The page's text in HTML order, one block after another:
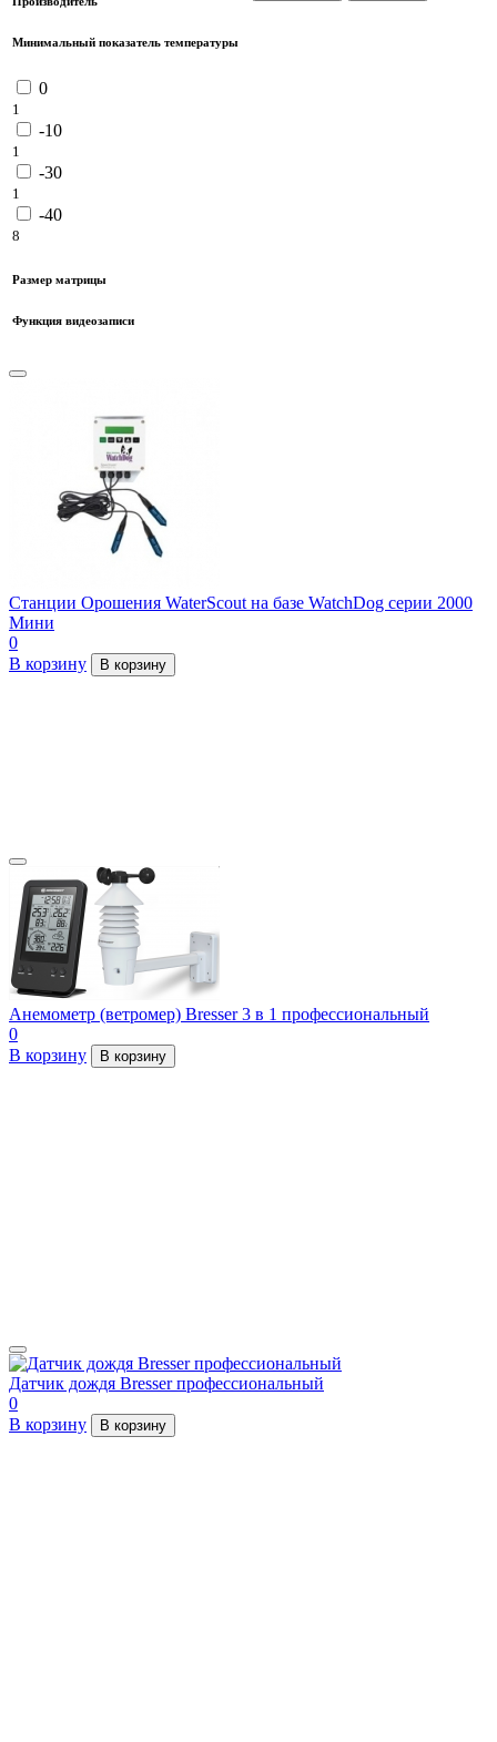
Минимальный показатель температуры
0
1
-10
1
-30
1
-40
8
Размер матрицы
Функция видеозаписи
Cтанции Орошения WaterScout на базе WatchDog серии 2000
Мини
0
В корзину
В корзину
Анемометр (ветромер) Bresser 3 в 1 профессиональный
0
В корзину
В корзину
Датчик дождя Bresser профессиональный
0
В корзину
В корзину